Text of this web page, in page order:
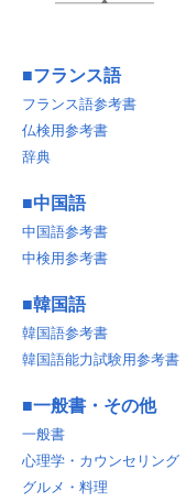
■フランス語
フランス語参考書
仏検用参考書
辞典
■中国語
中国語参考書
中検用参考書
■韓国語
韓国語参考書
韓国語能力試験用参考書
■一般書・その他
一般書
心理学・カウンセリング
グルメ・料理